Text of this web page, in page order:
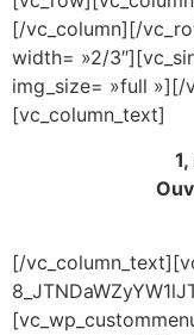
[/vc_column][/
width= »2/
img_size= »full »][/
[vc_column_text]
[/